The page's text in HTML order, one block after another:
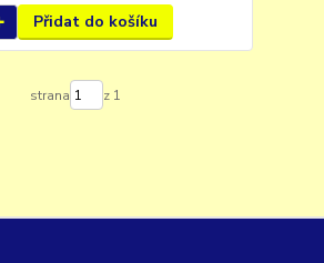
Přidat do košíku
strana z 1